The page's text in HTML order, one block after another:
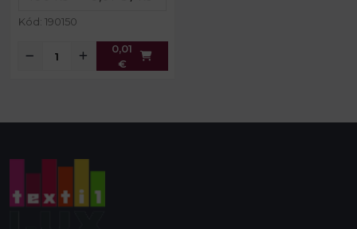
Kód: 190150
0,01
€